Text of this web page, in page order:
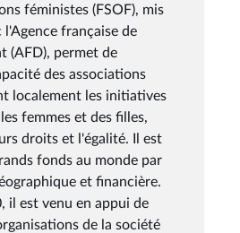
féministes (FSOF), mis
française de
(AFD), permet de
des associations
localement les initiatives
femmes et des filles,
droits et l'égalité. Il est
fonds au monde par
et financière.
il est venu en appui de
de la société